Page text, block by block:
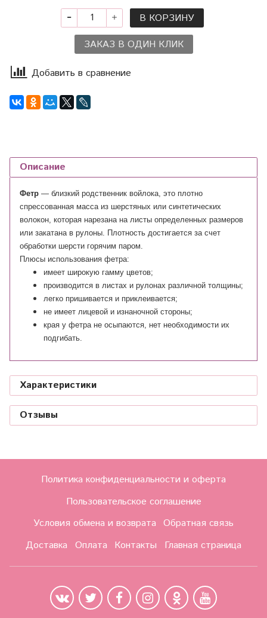
В КОРЗИНУ
ЗАКАЗ В ОДИН КЛИК
Добавить в сравнение
Описание
Фетр — близкий родственник войлока, это плотно
спрессованная масса из шерстяных или синтетических
волокон, которая нарезана на листы определенных размеров
или закатана в рулоны. Плотность достигается за счет
обработки шерсти горячим паром.
Плюсы использования фетра:
имеет широкую гамму цветов;
производится в листах и рулонах различной толщины;
легко пришивается и приклеивается;
не имеет лицевой и изнаночной стороны;
края у фетра не осыпаются, нет необходимости их
подгибать.
Характеристики
Отзывы
Политика конфиденциальности и оферта
Пользовательское соглашение
Условия обмена и возврата Обратная связь
Доставка
Оплата Контакты Главная страница